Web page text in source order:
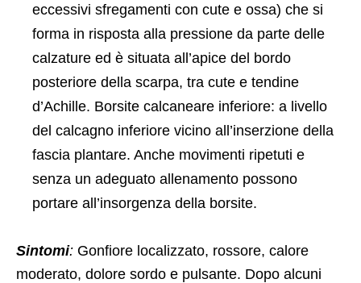
eccessivi sfregamenti con cute e ossa) che si
forma in risposta alla pressione da parte delle
calzature ed è situata all’apice del bordo
posteriore della scarpa, tra cute e tendine
d’Achille. Borsite calcaneare inferiore: a livello
del calcagno inferiore vicino all’inserzione della
fascia plantare. Anche movimenti ripetuti e
senza un adeguato allenamento possono
portare all’insorgenza della borsite.
Sintomi: Gonfiore localizzato, rossore, calore
moderato, dolore sordo e pulsante. Dopo alcuni